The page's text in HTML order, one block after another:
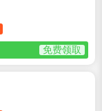
免费领取